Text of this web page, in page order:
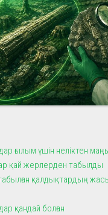
ғылым үшін неліктен
қай жерлерден табылды
қалдықтардың
қандай болған